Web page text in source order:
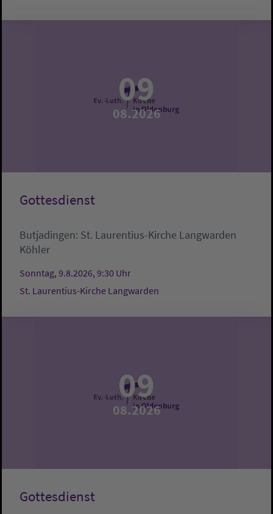
09
08.2026
Gottesdienst
Butjadingen: St. Laurentius-Kirche Langwarden
Köhler
Sonntag, 9.8.2026, 9:30 Uhr
St. Laurentius-Kirche Langwarden
09
08.2026
Gottesdienst